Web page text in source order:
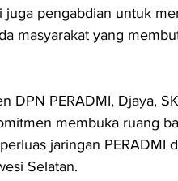
juga pengabdian untuk
masyarakat yang
DPN PERADMI, Djaya,
membuka ruang
jaringan PERADMI
Selatan.